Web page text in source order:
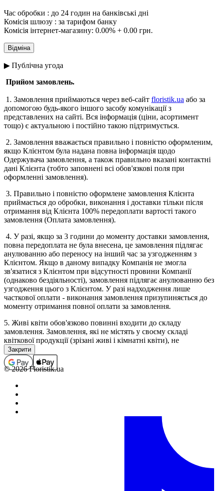
Час обробки : до 24 годин на банківські дні
Комісія шлюзу : за тарифом банку
Комісія інтернет-магазину: 0.00% + 0.00 грн.
▶ Публічна угода
Прийом замовлень.
1. Замовлення приймаються через веб-сайт floristik.ua або за
допомогою будь-якого іншого засобу комунікації з
представлених на сайті. Вся інформація (ціни, асортимент
тощо) є актуальною і постійно такою підтримується.
2. Замовлення вважається правильно і повністю оформленим,
якщо Клієнтом була надана повна інформація щодо
Одержувача замовлення, а також правильно вказані контактні
дані Клієнта (тобто заповнені всі обов'язкові поля при
оформленні замовлення).
3. Правильно і повністю оформлене замовлення Клієнта
приймається до обробки, виконання і доставки тільки після
отримання від Клієнта 100% передоплати вартості такого
замовлення (Оплата замовлення).
4. У разі, якщо за 3 години до моменту доставки замовлення,
повна передоплата не була внесена, це замовлення підлягає
анулюванню або переносу на інший час за узгодженням з
Клієнтом. Якщо в даному випадку Компанія не змогла
зв'язатися з Клієнтом при відсутності провини Компанії
(однаково бездіяльності), замовлення підлягає анулюванню без
узгодження цього з Клієнтом. У разі надходження лише
часткової оплати - виконання замовлення призупиняється до
моменту отримання повної оплати за замовлення.
5. Живі квіти обов'язково повинні входити до складу
замовлення. Замовлення, які не містять у своєму складі
квіткової продукції (зрізані живі і кімнатні квіти), не
приймаються, а помилково прийняті підлягають анулюванню
(з поверненням коштів, якщо замовлення було оплачено). В
окремих випадках виконання замовлень, які не містять у
попереднім погодженням з менеджером.
6. Повністю оформленим і прийнятим до виконання,
вважається замовлення зі статусом "Сплачено".
1. Кожному замовленню присвоюється певний статус, який
© 2026 Floristik.ua